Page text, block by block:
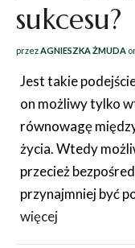
sukcesu?
przezAGNIESZKA ŻMUDA
Jest takie
on możliwy tylko
równowagę
życia. Wtedy
przecież
przynajmniej być
więcej